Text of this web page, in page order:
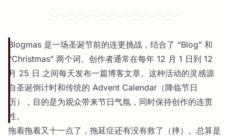
Blogmas 是一场圣诞节前的连更挑战，结合了 “Blog” 和
“Christmas” 两个词。创作者通常在每年 12 月 1 日到 12
月 25 日 之间每天发布一篇博客文章。这种活动的灵感源
自圣诞倒计时和传统的 Advent Calendar（降临节日
历），目的是为观众带来节日气氛，同时保持创作的连贯
性。
拖着拖着又十一点了，拖延症还有没有救了（摔）。总算是